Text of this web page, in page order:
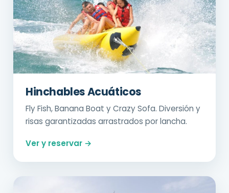
Hinchables Acuáticos
Fly Fish, Banana Boat y Crazy Sofa. Diversión y
risas garantizadas arrastrados por lancha.
Ver y reservar →